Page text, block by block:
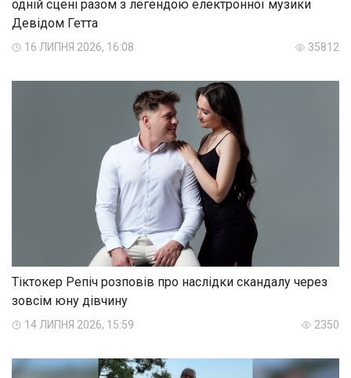
одній сцені разом з легендою електронної музики
Девідом Гетта
16 ЛИПНЯ 2026, 16:08 35812
Тіктокер Репіч розповів про наслідки скандалу через
зовсім юну дівчину
14 ЛИПНЯ 2026, 15:59 2350